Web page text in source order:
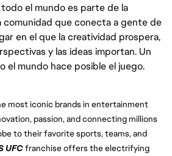
el mundo es parte de la
comunidad que conecta a gente de
en el que la creatividad prospera,
y las ideas importan. Un
el mundo hace posible el juego.
most iconic brands in entertainment
passion, and connecting millions
to their favorite sports, teams, and
UFCfranchise offers the electrifying